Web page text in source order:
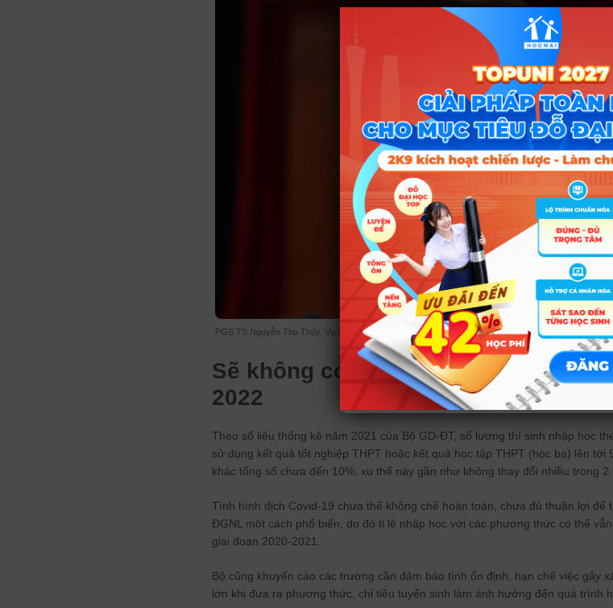
PGS.TS Nguyễn Thu Thủy, Vụ trưởng Vụ Giáo dục Đại học, Bộ GD-ĐT
Sẽ không có nhiều thay đổi trong
2022
Theo số liệu thống kê năm 2021 của Bộ GD-ĐT, số lượng thí sinh nhập học
sử dụng kết quả tốt nghiệp THPT hoặc kết quả học tập THPT (học bạ) lên tới
khác tổng số chưa đến 10%, xu thế này gần như không thay đổi nhiều trong 2
Tình hình dịch Covid-19 chưa thể không chế hoàn toàn, chưa đủ thuận lợi để
ĐGNL một cách phổ biến, do đó tỉ lệ nhập học với các phương thức có thể
giai đoạn 2020-2021.
Bộ cũng khuyến cáo các trường cần đảm bảo tính ổn định, hạn chế việc gây
lớn khi đưa ra phương thức, chỉ tiêu tuyển sinh làm ảnh hưởng đến quá trình